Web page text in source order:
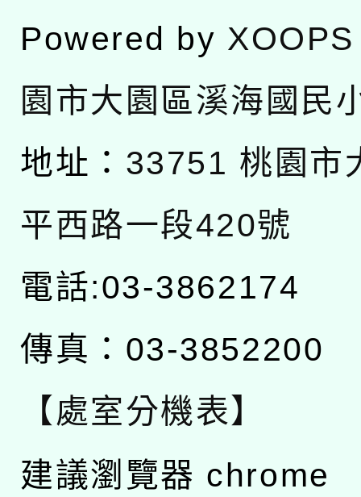
Powered by XOOPS
園市大園區溪海國民
地址： 33751 桃園市
平西路一段420號
電話:03-3862174
傳真：03-3852200
【處室分機表】
建議瀏覽器 chrome